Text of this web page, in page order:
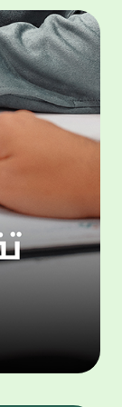
دينار. وتعتبر
حساب
للعام الجاري،
بالتزامن مع
على الحسابات
إشراف جهات
لضمان أعلى
ويهتم بيت
"الحصاد"،
التي يقدمها
لافت وما حظي
ويمنح حساب
وتزيد هذه
احتفاظه
"مليونير بيت
وبالنسبة